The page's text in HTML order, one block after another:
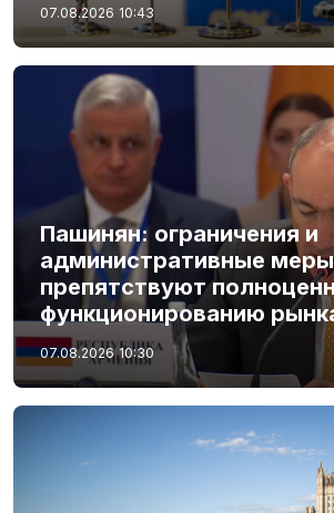
07.08.2026 10:43
Пашинян: ограничения и
административные меры
препятствуют
функционированию
07.08.2026 10:30